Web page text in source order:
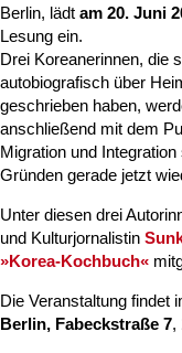
Berlin, lädt am 20. Juni
Lesung ein.
Drei Koreanerinnen, die
autobiografisch über
geschrieben haben,
anschließend mit dem
Migration und
Gründen gerade jetzt
Unter diesen drei
und Kulturjornalistin
»Korea-Kochbuch«
Die Veranstaltung findet
Berlin, Fabeckstraße 7,